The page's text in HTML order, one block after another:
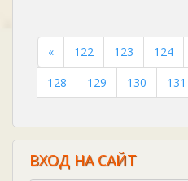
« 122 123 124
128
129 130 131
ВХОД НА САЙТ